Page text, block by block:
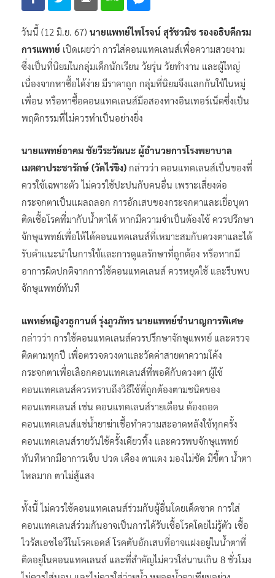
วันนี้ (12 มิ.ย. 67) นายแพทย์ไพโรจน์ สุรัชวนิช รองอธิบดีกรม
การแพทย์ เปิดเผยว่า การใส่คอนแทคเลนส์เพื่อความสวยงาม
ซึ่งเป็นที่นิยมในกลุ่มเด็กนักเรียน วัยรุ่น วัยทำงาน และผู้ใหญ่
เนื่องจากหาซื้อได้ง่าย มีราคาถูก กลุ่มที่นิยมจึงแลกกันใช้ในหมู่
เพื่อน หรือหาซื้อคอนแทคเลนส์มือสองทางอินเทอร์เน็ตซึ่งเป็น
พฤติกรรมที่ไม่ควรทำเป็นอย่างยิ่ง
นายแพทย์อาคม ชัยวีระวัฒนะ ผู้อำนวยการโรงพยาบาล
เมตตาประชารักษ์ (วัดไร่ขิง) กล่าวว่า คอนแทคเลนส์เป็นของที่
ควรใช้เฉพาะตัว ไม่ควรใช้ปะปนกับคนอื่น เพราะเสี่ยงต่อ
กระจกตาเป็นแผลถลอก การอักเสบของกระจกตาและเยื่อบุตา
ติดเชื้อโรคที่มากับน้ำตาได้ หากมีความจำเป็นต้องใช้ ควรปรึกษา
จักษุแพทย์เพื่อให้ได้คอนแทคเลนส์ที่เหมาะสมกับดวงตาและได้
รับคำแนะนำในการใช้และการดูแลรักษาที่ถูกต้อง หรือหากมี
อาการผิดปกติจากการใช้คอนแทคเลนส์ ควรหยุดใช้ และรีบพบ
จักษุแพทย์ทันที
แพทย์หญิงวธูกานต์ รุ่งภูวภัทร นายแพทย์ชำนาญการพิเศษ
กล่าวว่า การใช้คอนแทคเลนส์ควรปรึกษาจักษุแพทย์ และตรวจ
ติดตามทุกปี เพื่อตรวจดวงตาและวัดค่าสายตาความโค้ง
กระจกตาเพื่อเลือกคอนแทคเลนส์ที่พอดีกับดวงตา ผู้ใช้
คอนแทคเลนส์ควรทราบถึงวิธีใช้ที่ถูกต้องตามชนิดของ
คอนแทคเลนส์ เช่น คอนแทคเลนส์รายเดือน ต้องถอด
คอนแทคเลนส์แช่น้ำยาฆ่าเชื้อทำความสะอาดหลังใช้ทุกครั้ง
คอนแทคเลนส์รายวันใช้ครั้งเดียวทิ้ง และควรพบจักษุแพทย์
ทันทีหากมีอาการเจ็บ ปวด เคือง ตาแดง มองไม่ชัด มีขี้ตา น้ำตา
ไหลมาก ตาไม่สู้แสง
ทั้งนี้ ไม่ควรใช้คอนแทคเลนส์ร่วมกับผู้อื่นโดยเด็ดขาด การใส่
คอนแทคเลนส์ร่วมกันอาจเป็นการได้รับเชื้อโรคโดยไม่รู้ตัว เชื้อ
ไวรัสเอชไอวีในโรคเอดส์ โรคตับอักเสบที่อาจแฝงอยู่ในน้ำตาที่
ติดอยู่ในคอนแทคเลนส์ และที่สำคัญไม่ควรใส่นานเกิน 8 ชั่วโมง